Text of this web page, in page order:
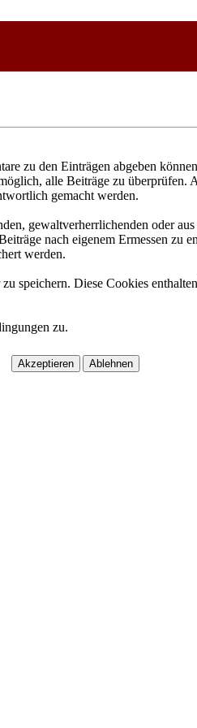
zu den Einträgen abgeben
alle Beiträge zu
gemacht werden.
gewaltverherrlichenden oder
nach eigenem Ermessen zu
werden.
speichern. Diese Cookies
zu.